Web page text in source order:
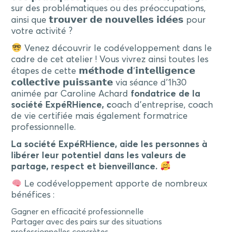
sur des problématiques ou des préoccupations,
ainsi que𝘁𝗿𝗼𝘂𝘃𝗲𝗿 𝗱𝗲 𝗻𝗼𝘂𝘃𝗲𝗹𝗹𝗲𝘀 𝗶𝗱𝗲́𝗲𝘀 pour
votre activité ?
Venez découvrir le codéveloppement dans le
cadre de cet atelier ! Vous vivrez ainsi toutes les
étapes de cette 𝗺𝗲́𝘁𝗵𝗼𝗱𝗲 𝗱‘𝗶𝗻𝘁𝗲𝗹𝗹𝗶𝗴𝗲𝗻𝗰𝗲
𝗰𝗼𝗹𝗹𝗲𝗰𝘁𝗶𝘃𝗲 𝗽𝘂𝗶𝘀𝘀𝗮𝗻𝘁𝗲 via séance d’1h30
animée par Caroline Achard fondatrice de la
société ExpéRHience, coach d’entreprise, coach
de vie certifiée mais également formatrice
professionnelle.
La société ExpéRHience, aide les personnes à
libérer leur potentiel dans les valeurs de
partage, respect et bienveillance.
Le codéveloppement apporte de nombreux
bénéfices :
Gagner en efficacité professionnelle
Partager avec des pairs sur des situations